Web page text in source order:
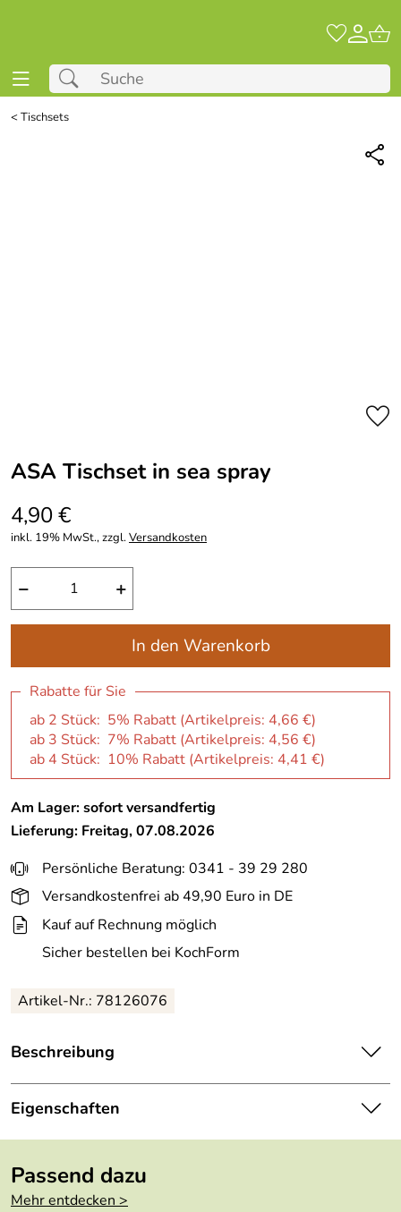
<Tischsets
ASA Tischset in sea spray
4,90 €
inkl. 19% MwSt., zzgl.Versandkosten
− +
In den Warenkorb
Rabatte für Sie
ab 2 Stück: 5% Rabatt (Artikelpreis: 4,66 €)
ab 3 Stück: 7% Rabatt (Artikelpreis: 4,56 €)
ab 4 Stück: 10% Rabatt (Artikelpreis: 4,41 €)
Am Lager: sofort versandfertig
Lieferung: Freitag, 07.08.2026
Persönliche Beratung: 0341 - 39 29 280
Versandkostenfrei ab 49,90 Euro in DE
Kauf auf Rechnung möglich
Sicher bestellen bei KochForm
Artikel-Nr.: 78126076
Beschreibung
ASA Tischset in sea spray.
3, 56203 Höhr-Grenzhausen, kontakt@asa-selection.com
Eigenschaften
Länge:
Passend dazu
Mehr entdecken >